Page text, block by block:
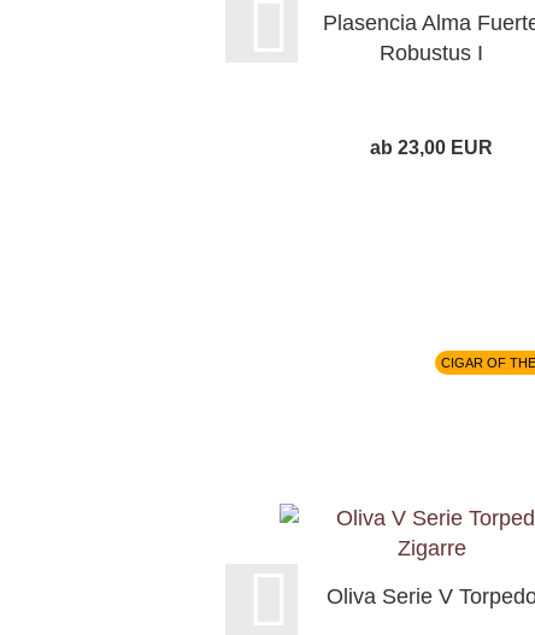
Plasencia Alma
Robustus I
ab 23,00 EUR
CIGAR OF
Oliva Serie V